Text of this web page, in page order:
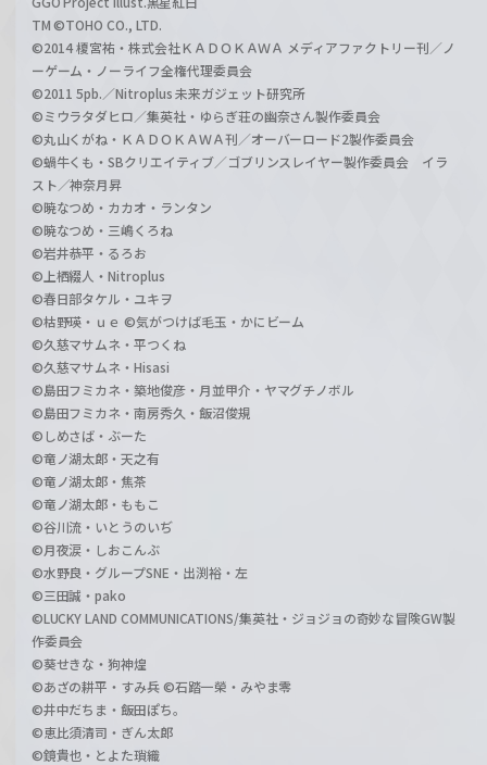
TM ©TOHO CO., LTD.
©2014 榎宮祐・株式会社ＫＡＤＯＫＡＷＡ メディアファクトリー刊／ノ
ーゲーム・ノーライフ全権代理委員会
©2011 5pb.／Nitroplus 未来ガジェット研究所
©ミウラタダヒロ／集英社・ゆらぎ荘の幽奈さん製作委員会
©丸山くがね・ＫＡＤＯＫＡＷＡ刊／オーバーロード2製作委員会
©蝸牛くも・SBクリエイティブ／ゴブリンスレイヤー製作委員会 イラ
スト／神奈月昇
©暁なつめ・カカオ・ランタン
©暁なつめ・三嶋くろね
©岩井恭平・るろお
©上栖綴人・Nitroplus
©春日部タケル・ユキヲ
©枯野瑛・ｕｅ ©気がつけば毛玉・かにビーム
©久慈マサムネ・平つくね
©久慈マサムネ・Hisasi
©島田フミカネ・築地俊彦・月並甲介・ヤマグチノボル
©島田フミカネ・南房秀久・飯沼俊規
©しめさば・ぶーた
©竜ノ湖太郎・天之有
©竜ノ湖太郎・焦茶
©竜ノ湖太郎・ももこ
©谷川流・いとうのいぢ
©月夜涙・しおこんぶ
©水野良・グループSNE・出渕裕・左
©三田誠・pako
©LUCKY LAND COMMUNICATIONS/集英社・ジョジョの奇妙な冒険GW製
作委員会
©葵せきな・狗神煌
©あざの耕平・すみ兵 ©石踏一榮・みやま零
©井中だちま・飯田ぽち。
©恵比須清司・ぎん太郎
©鏡貴也・とよた瑣織